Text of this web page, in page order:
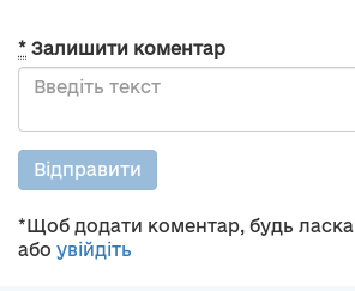
* Залишити коментар
Відправити
*Щоб додати коментар, будь ласка
або увійдіть